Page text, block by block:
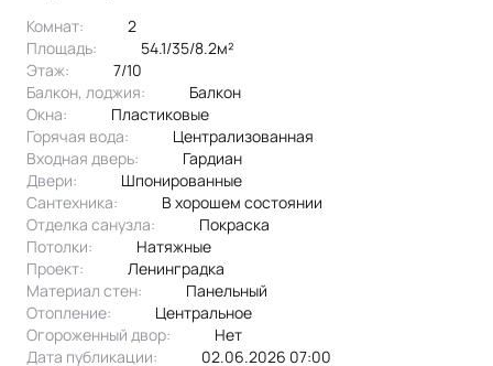
Комнат:
2
Площадь:
54.1/35/8.2м²
Этаж:
7/10
Балкон, лоджия:
балкон
Окна:
пластиковые
Горячая вода:
централизованная
Входная дверь:
Гардиан
Двери:
шпонированные
Сантехника:
в хорошем состоянии
Отделка санузла:
покраска
Потолки:
натяжные
Проект:
ленинградка
Материал стен:
Панельный
Отопление:
центральное
Огороженный двор:
Нет
Дата публикации:
02.06.2026 07:00